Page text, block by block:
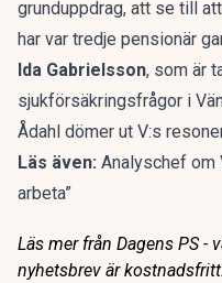
grunduppdrag, att se till
har var tredje pensionär
Ida Gabrielsson, som är
sjukförsäkringsfrågor i
Ådahl dömer ut V:s
Läs även: Analyschef om
arbeta”
Läs mer från Dagens PS -
nyhetsbrev är